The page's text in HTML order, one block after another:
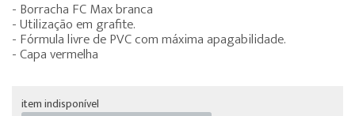
- Borracha FC Max branca
- Utilização em grafite.
- Fórmula livre de PVC com máxima apagabilidade.
- Capa vermelha
item indisponível